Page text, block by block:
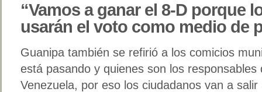
“Vamos a ganar el 8-D porque
usarán el voto como medio de
Guanipa también se refirió a los comicios
está pasando y quienes son los
Venezuela, por eso los ciudadanos van a salir